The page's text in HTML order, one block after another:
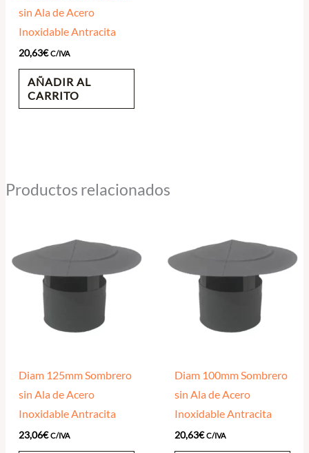
sin Ala de Acero
Inoxidable Antracita
20,63€ C/IVA
AÑADIR AL
CARRITO
Productos relacionados
Diam 125mm Sombrero
sin Ala de Acero
Inoxidable Antracita
23,06€ C/IVA
Diam 100mm Sombrero
sin Ala de Acero
Inoxidable Antracita
20,63€ C/IVA